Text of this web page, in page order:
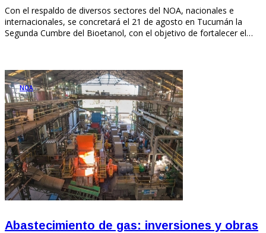
Con el respaldo de diversos sectores del NOA, nacionales e
internacionales, se concretará el 21 de agosto en Tucumán la
Segunda Cumbre del Bioetanol, con el objetivo de fortalecer el…
NOA
Abastecimiento de gas: inversiones y obras